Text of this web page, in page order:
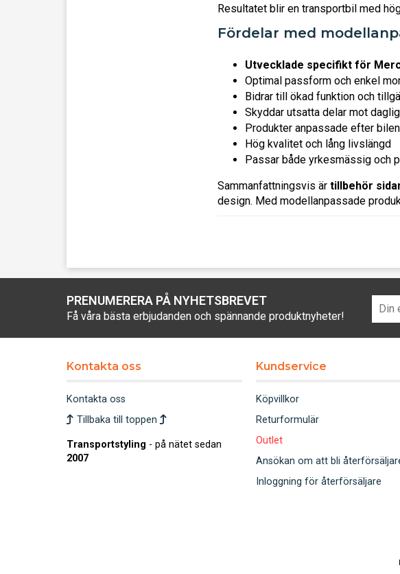
Resultatet blir en transportbil med
Fördelar med
Utvecklade specifikt för
Optimal passform och enkel
Bidrar till ökad funktion och
Skyddar utsatta delar mot
Produkter anpassade efter
Hög kvalitet och lång livslängd
Passar både yrkesmässig och
Sammanfattningsvis är tillbehör
design. Med modellanpassade
PRENUMERERA PÅ NYHETSBREVET
Få våra bästa erbjudanden och spännande produktnyheter!
Kontakta oss
Kontakta oss
Tillbaka till toppen
Transportstyling - på nätet sedan
2007
Kundservice
Köpvillkor
Returformulär
Outlet
Ansökan om att bli
Inloggning för återförsäljare